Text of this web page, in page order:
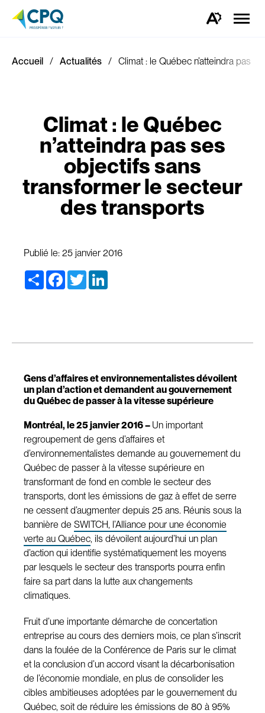
Ouvrez
d'accessibilité.
la
Accueil Actualités Climat : le Québec n’atteindra pas
Climat : le Québec
n’atteindra pas ses
objectifs sans
transformer le secteur
des transports
Publié le: 25 janvier 2016
Share Facebook
Twitter
Gens d’affaires et environnementalistes dévoilent
un plan d’action et demandent au gouvernement
du Québec de passer à la vitesse supérieure
Montréal, le 25 janvier 2016 – Un important
regroupement de gens d’affaires et
d’environnementalistes demande au gouvernement du
Québec de passer à la vitesse supérieure en
transformant de fond en comble le secteur des
transports, dont les émissions de gaz à effet de serre
ne cessent d’augmenter depuis 25 ans. Réunis sous la
bannière de SWITCH, l’Alliance pour une économie
verte au Québec, ils dévoilent aujourd’hui un plan
d’action qui identifie systématiquement les moyens
par lesquels le secteur des transports pourra enfin
faire sa part dans la lutte aux changements
climatiques.
Fruit d’une importante démarche de concertation
entreprise au cours des derniers mois, ce plan s’inscrit
dans la foulée de la Conférence de Paris sur le climat
et la conclusion d’un accord visant la décarbonisation
de l’économie mondiale, en plus de consolider les
cibles ambitieuses adoptées par le gouvernement du
Québec, soit de réduire les émissions de 80 à 95%